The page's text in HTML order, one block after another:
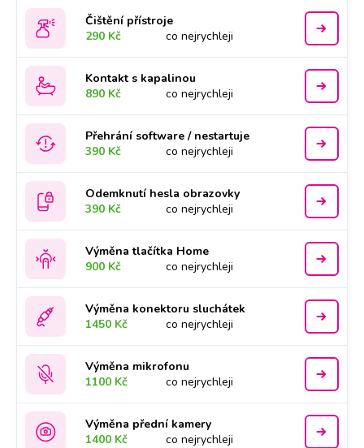
Čištění přístroje
290 Kč
co nejrychleji
Kontakt s kapalinou
890 Kč
co nejrychleji
Přehrání software / nestartuje
390 Kč
co nejrychleji
Odemknutí hesla obrazovky
390 Kč
co nejrychleji
Výměna tlačítka Home
900 Kč
co nejrychleji
Výměna konektoru sluchátek
1450 Kč
co nejrychleji
Výměna mikrofonu
1100 Kč
co nejrychleji
Výměna přední kamery
1400 Kč
co nejrychleji